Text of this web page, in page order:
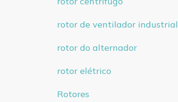
rotor de ventilador industrial
rotor do alternador
rotor elétrico
Rotores